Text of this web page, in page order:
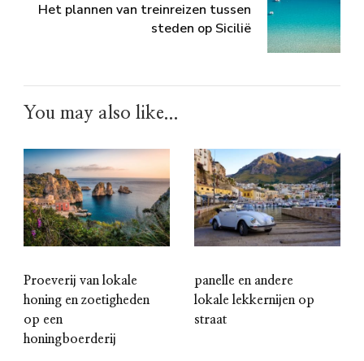
Het plannen van treinreizen tussen
steden op Sicilië
You may also like...
Proeverij van lokale
honing en zoetigheden
op een
honingboerderij
panelle en andere
lokale lekkernijen op
straat